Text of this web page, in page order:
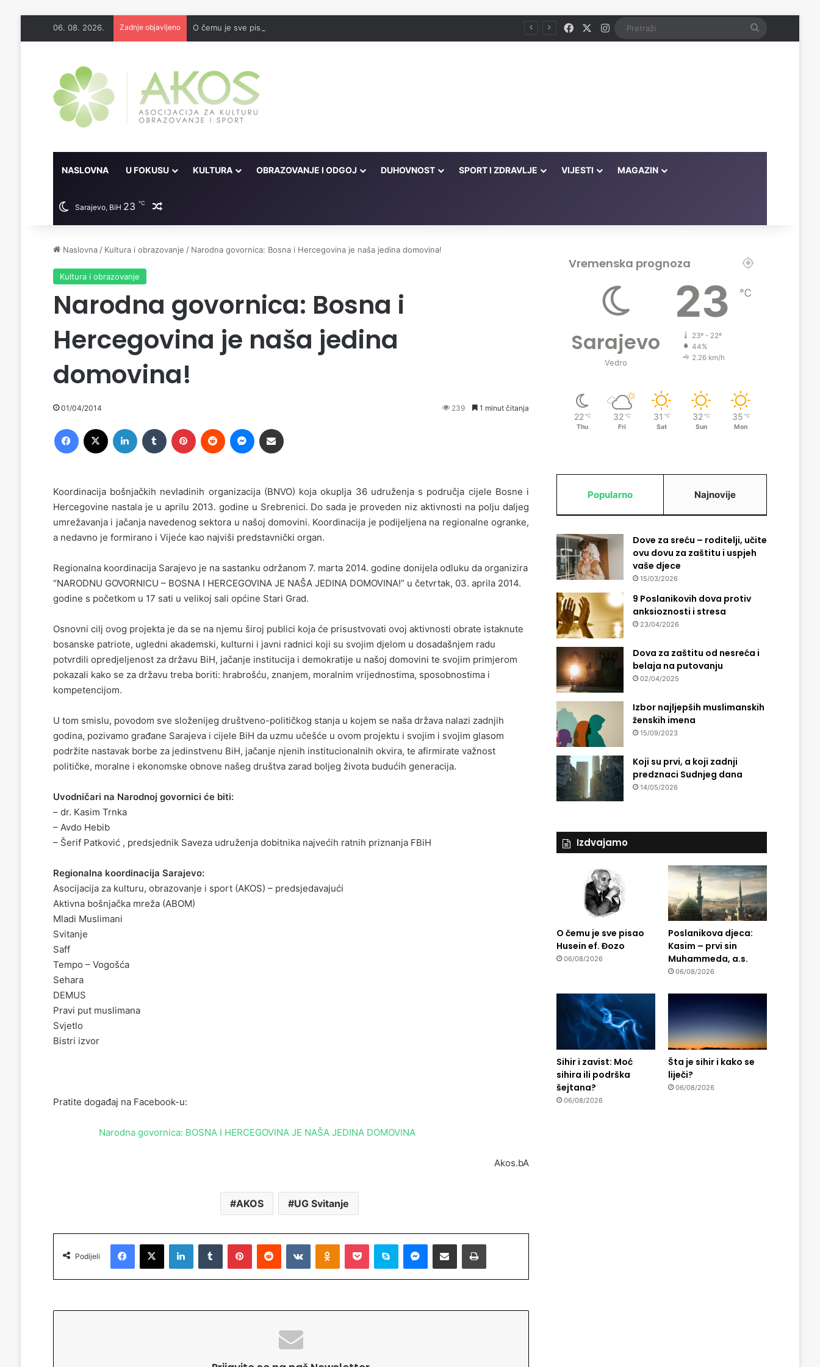
06. 08. 2026. Zadnje objavljeno O čemu je sve pisao Husein ef. Đozo FacebookInstagram Pretraži
NASLOVNA U FOKUSU KULTURA OBRAZOVANJE I ODGOJ DUHOVNOST SPORT I ZDRAVLJE VIJESTI MAGAZIN
Sarajevo, BiH 23 ℃ Random članak
Naslovna / Kultura i obrazovanje / Narodna govornica: Bosna i Hercegovina je naša jedina domovina!
Kultura i obrazovanje
Narodna govornica: Bosna i
Hercegovina je naša jedina
domovina!
01/04/2014 239 1 minut čitanja
Koordinacija bošnjačkih nevladinih organizacija (BNVO) koja okuplja 36 udruženja s područja cijele Bosne i
Hercegovine nastala je u aprilu 2013. godine u Srebrenici. Do sada je proveden niz aktivnosti na polju daljeg
umrežavanja i jačanja navedenog sektora u našoj domovini. Koordinacija je podijeljena na regionalne ogranke,
a nedavno je formirano i Vijeće kao najviši predstavnički organ.
Regionalna koordinacija Sarajevo je na sastanku održanom 7. marta 2014. godine donijela odluku da organizira
“NARODNU GOVORNICU – BOSNA I HERCEGOVINA JE NAŠA JEDINA DOMOVINA!” u četvrtak, 03. aprila 2014.
godine s početkom u 17 sati u velikoj sali općine Stari Grad.
Osnovni cilj ovog projekta je da se na njemu široj publici koja će prisustvovati ovoj aktivnosti obrate istaknute
bosanske patriote, ugledni akademski, kulturni i javni radnici koji su svojim djelom u dosadašnjem radu
potvrdili opredjeljenost za državu BiH, jačanje institucija i demokratije u našoj domovini te svojim primjerom
pokazali kako se za državu treba boriti: hrabrošću, znanjem, moralnim vrijednostima, sposobnostima i
kompetencijom.
U tom smislu, povodom sve složenijeg društveno-političkog stanja u kojem se naša država nalazi zadnjih
godina, pozivamo građane Sarajeva i cijele BiH da uzmu učešće u ovom projektu i svojim i svojim glasom
podržite nastavak borbe za jedinstvenu BiH, jačanje njenih institucionalnih okvira, te afirmirate važnost
političke, moralne i ekonomske obnove našeg društva zarad boljeg života budućih generacija.
Uvodničari na Narodnoj govornici će biti:
– dr. Kasim Trnka
– Avdo Hebib
– Šerif Patković , predsjednik Saveza udruženja dobitnika najvećih ratnih priznanja FBiH
Regionalna koordinacija Sarajevo:
Asocijacija za kulturu, obrazovanje i sport (AKOS) – predsjedavajući
Aktivna bošnjačka mreža (ABOM)
Mladi Muslimani
Svitanje
Saff
Tempo – Vogošća
Sehara
DEMUS
Pravi put muslimana
Svjetlo
Bistri izvor
Pratite događaj na Facebook-u:
Narodna govornica: BOSNA I HERCEGOVINA JE NAŠA JEDINA DOMOVINA
Akos.bA
AKOS UG Svitanje
Podijeli
Facebook X LinkedIn Tumblr Pinterest Reddit VKontakte Odnoklassniki Pocket Skype Messenger Podijeli putem Emaila Printaj
Vremenska prognoza
Sarajevo
Vedro
23 ℃
23º - 22º
44%
2.26 km/h
22 ℃
Thu
32 ℃
Fri
31 ℃
Sat
32 ℃
Sun
35 ℃
Mon
Popularno Najnovije
Dove za sreću – roditelji, učite
ovu dovu za zaštitu i uspjeh
vaše djece
15/03/2026
9 Poslanikovih dova protiv
anksioznosti i stresa
23/04/2026
Dova za zaštitu od nesreća i
belaja na putovanju
02/04/2025
Izbor najljepših muslimanskih
ženskih imena
15/09/2023
Koji su prvi, a koji zadnji
predznaci Sudnjeg dana
14/05/2026
Izdvajamo
O čemu je sve pisao
Husein ef. Đozo
06/08/2026
Poslanikova djeca:
Kasim – prvi sin
Muhammeda, a.s.
06/08/2026
Sihir i zavist: Moć
sihira ili podrška
šejtana?
06/08/2026
Šta je sihir i kako se
liječi?
06/08/2026